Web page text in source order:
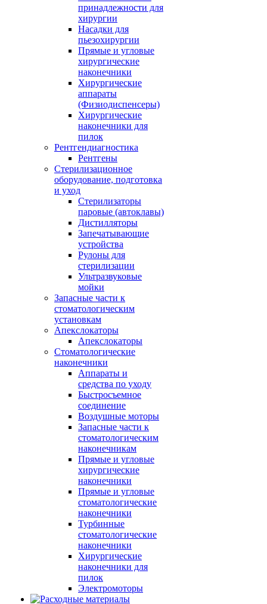
принадлежности для
хирургии
Насадки для
пьезохирургии
Прямые и угловые
хирургические
наконечники
Хирургические
аппараты
(Физиодиспенсеры)
Хирургические
наконечники для
пилок
Рентгендиагностика
Рентгены
Стерилизационное
оборудование, подготовка
и уход
Стерилизаторы
паровые (автоклавы)
Дистилляторы
Запечатывающие
устройства
Рулоны для
стерилизации
Ультразвуковые
мойки
Запасные части к
стоматологическим
установкам
Апекслокаторы
Апекслокаторы
Стоматологические
наконечники
Аппараты и
средства по уходу
Быстросъемное
соединение
Воздушные моторы
Запасные части к
стоматологическим
наконечникам
Прямые и угловые
хирургические
наконечники
Прямые и угловые
стоматологические
наконечники
Турбинные
стоматологические
наконечники
Хирургические
наконечники для
пилок
Электромоторы